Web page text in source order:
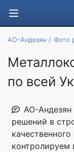
АО-Андезян Фото
по всей
АО-
решений в
контролируем